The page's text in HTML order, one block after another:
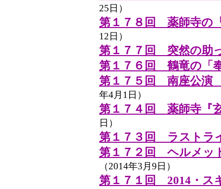
25日）
第１７８回 薬師寺の
12日）
第１７７回 突然の助
第１７６回 鶴竜の「
第１７５回 南座公演
年4月1日）
第１７４回 薬師寺『
日）
第１７３回 ラストラ
第１７２回 ヘルメッ
（2014年3月9日）
第１７１回 2014・ス